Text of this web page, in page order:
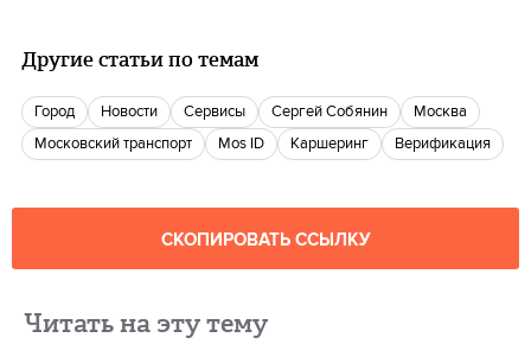
Другие статьи по темам
город новости Сервисы Сергей Собянин
Москва
московский транспорт
Mos ID Каршеринг Верификация
СКОПИРОВАТЬ ССЫЛКУ
Читать на эту тему